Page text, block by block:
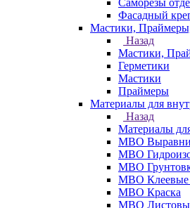
Саморезы
Фасадный
Мастики,
Назад
Мастики,
Герметики
Мастики
Праймеры
Материалы для
Назад
Материалы
МВО
МВО
МВО
МВО Клеевые
МВО Краска
МВО